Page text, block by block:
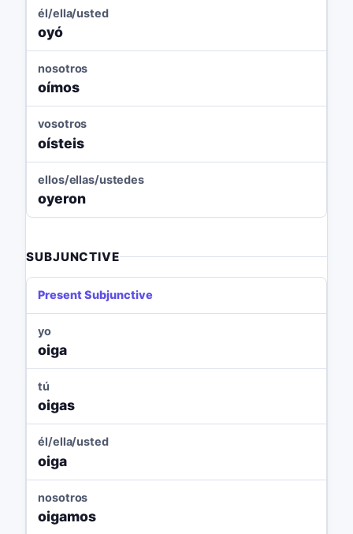
él/ella/usted
oyó
nosotros
oímos
vosotros
oísteis
ellos/ellas/ustedes
oyeron
SUBJUNCTIVE
Present Subjunctive
yo
oiga
tú
oigas
él/ella/usted
oiga
nosotros
oigamos